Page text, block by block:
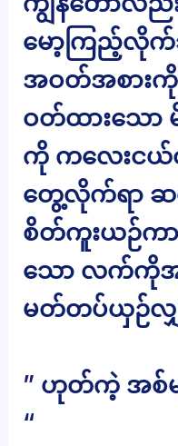
မော့ကြည့်လိုက်
အဝတ်အစား
ဝတ်ထားသော
ကို ကလေးငယ်
တွေ့လိုက်ရာ ဆ
စိတ်ကူးယဉ်က
သော လက်ကိုအ
မတ်တပ်ယှဉ်လ
” ဟုတ်ကဲ့ အစ်မ
“